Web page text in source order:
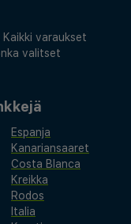
varaukset
valitset
Espanja
Kanariansaaret
Costa Blanca
Kreikka
Rodos
Italia